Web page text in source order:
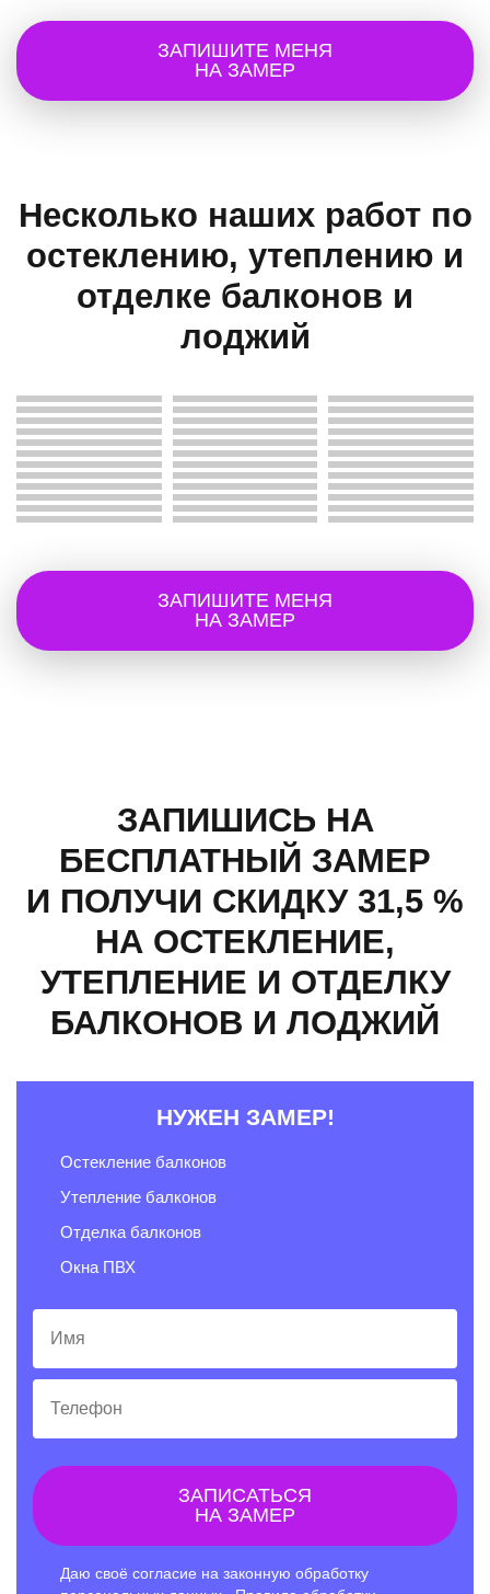
ЗАПИШИТЕ МЕНЯ
НА ЗАМЕР
Несколько наших работ по
остеклению, утеплению и
отделке балконов и
лоджий
ЗАПИШИТЕ МЕНЯ
НА ЗАМЕР
ЗАПИШИСЬ НА
БЕСПЛАТНЫЙ ЗАМЕР
И ПОЛУЧИ СКИДКУ 31,5 %
НА ОСТЕКЛЕНИЕ,
УТЕПЛЕНИЕ И ОТДЕЛКУ
БАЛКОНОВ И ЛОДЖИЙ
НУЖЕН ЗАМЕР!
Остекление балконов
Утепление балконов
Отделка балконов
Окна ПВХ
Имя
Телефон
ЗАПИСАТЬСЯ
НА ЗАМЕР
Даю своё согласие на законную обработку